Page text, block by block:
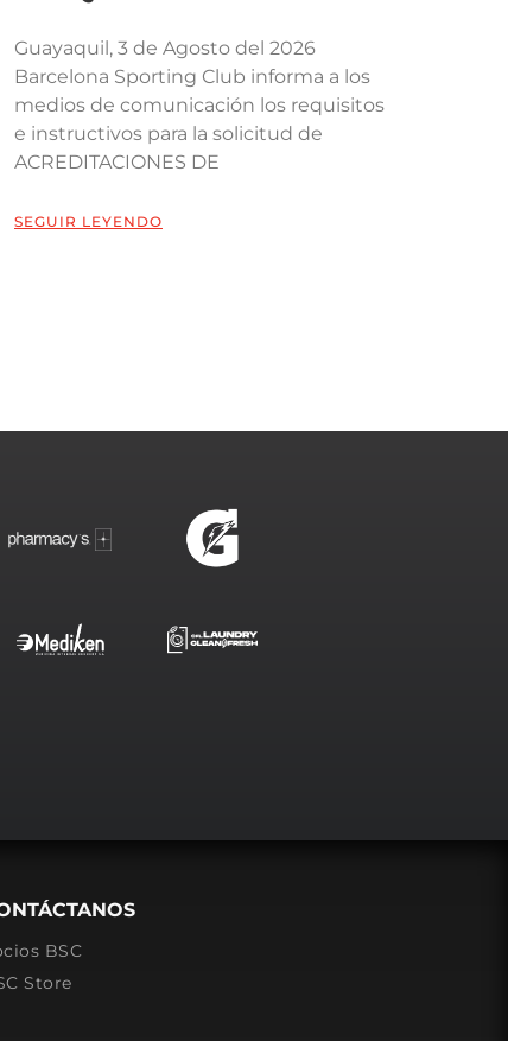
Guayaquil, 3 de Agosto del 2026
Barcelona Sporting Club informa a los
medios de comunicación los requisitos
e instructivos para la solicitud de
ACREDITACIONES DE
SEGUIR LEYENDO
BSC
Store